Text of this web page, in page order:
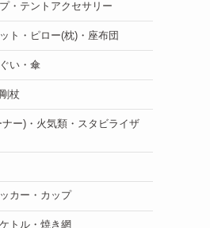
・テントアクセサリー
ト・ピロー(枕)・座布団
い・傘
杖
ナー)・火気類・スタビライザ
カー・カップ
トル・焼き網